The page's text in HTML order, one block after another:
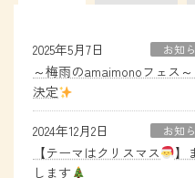
2025年5月7日 お知
～梅雨のamaimonoフェス
決定
2024年12月2日 お知
【テーマはクリスマス
】
します